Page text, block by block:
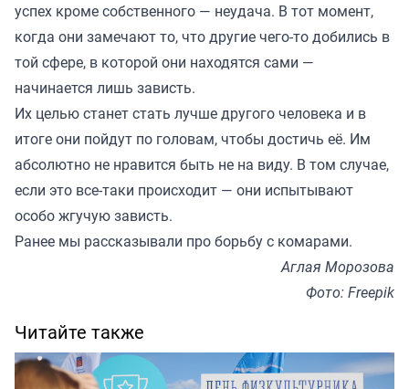
успех кроме собственного — неудача. В тот момент,
когда они замечают то, что другие чего-то добились в
той сфере, в которой они находятся сами —
начинается лишь зависть.
Их целью станет стать лучше другого человека и в
итоге они пойдут по головам, чтобы достичь её. Им
абсолютно не нравится быть не на виду. В том случае,
если это все-таки происходит — они испытывают
особо жгучую зависть.
Ранее мы рассказывали проборьбу с комарами.
Аглая Морозова
Фото: Freepik
Читайте также